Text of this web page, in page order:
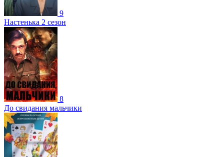
9
Настенька 2 сезон
8
До свидания мальчики